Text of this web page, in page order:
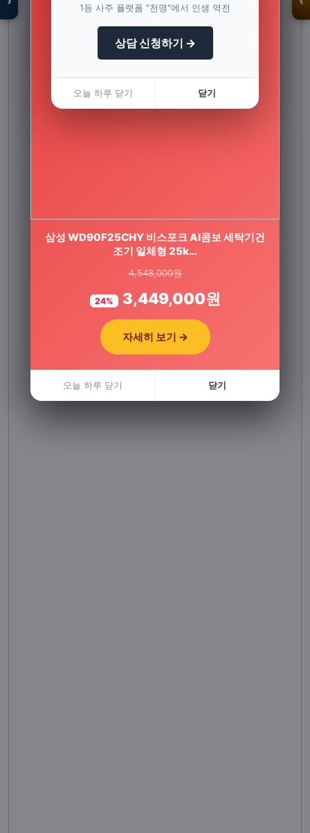
1등 사주 플랫폼 "천명"에서 인생 역전
상담 신청하기 →
오늘 하루 닫기 닫기
[3개월분] 비타민마을 프리미엄 칼륨 포타슘
1200mg 30일분 1…
86,700원
54% 39,900원
자세히 보기 →
오늘 하루 닫기 닫기
삼성 WD90F25CHY 비스포크 AI콤보 세탁기건
조기 일체형 25k…
4,548,000원
24% 3,449,000원
자세히 보기 →
오늘 하루 닫기 닫기